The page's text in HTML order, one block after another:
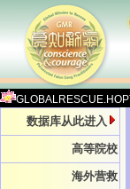
数据库从此进入
高等院校
海外营救